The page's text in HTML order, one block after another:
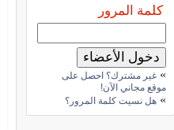
كلمة المرور
» غير مشترك؟ احصل على
موقع مجاني الآن!
» هل نسيت كلمة المرور؟